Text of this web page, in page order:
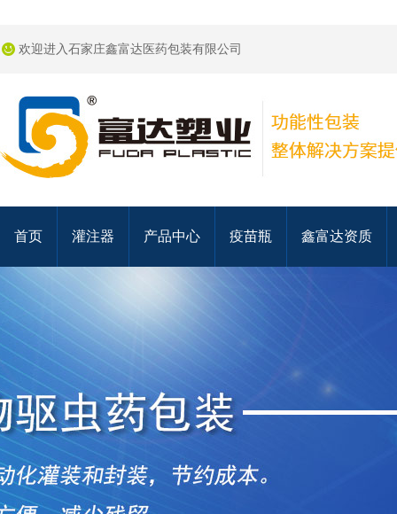
欢迎进入石家庄鑫富达医药包装有限公司
首页 灌注器 产品中心 疫苗瓶 鑫富达资质